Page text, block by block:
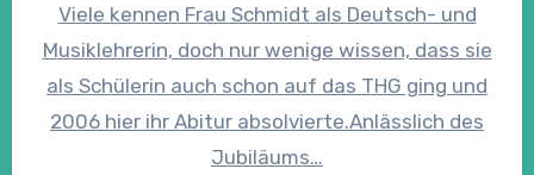
Viele kennen Frau Schmidt als Deutsch- und
Musiklehrerin, doch nur wenige wissen, dass sie
als Schülerin auch schon auf das THG ging und
2006 hier ihr Abitur absolvierte.Anlässlich des
Jubiläums…